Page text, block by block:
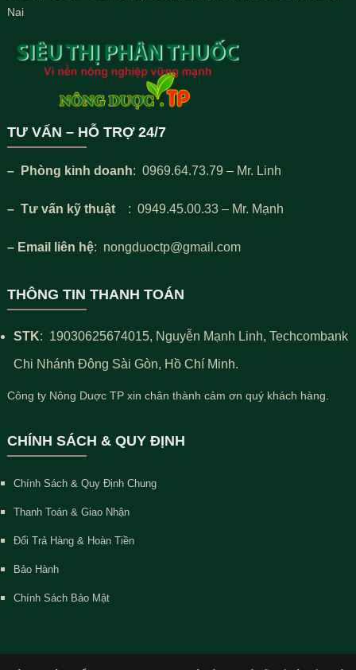
Nai
TƯ VẤN – HỖ TRỢ 24/7
– Phòng kinh doanh: 0969.64.73.79 – Mr. Linh
– Tư vấn kỹ thuật : 0949.45.00.33 – Mr. Mạnh
– Email liên hệ: nongduoctp@gmail.com
THÔNG TIN THANH TOÁN
STK: 19030625674015, Nguyễn Mạnh Linh, Techcombank
Chi Nhánh Đông Sài Gòn, Hồ Chí Minh.
Công ty Nông Duợc TP xin chân thành cảm ơn quý khách hàng.
CHÍNH SÁCH & QUY ĐỊNH
Chính Sách & Quy Định Chung
Thanh Toán & Giao Nhận
Đổi Trả Hàng & Hoàn Tiền
Bảo Hành
Chính Sách Bảo Mật